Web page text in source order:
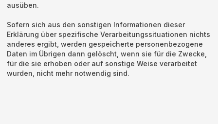
ausüben.
Sofern sich aus den sonstigen Informationen dieser
Erklärung über spezifische Verarbeitungssituationen nichts
anderes ergibt, werden gespeicherte personenbezogene
Daten im Übrigen dann gelöscht, wenn sie für die Zwecke,
für die sie erhoben oder auf sonstige Weise verarbeitet
wurden, nicht mehr notwendig sind.